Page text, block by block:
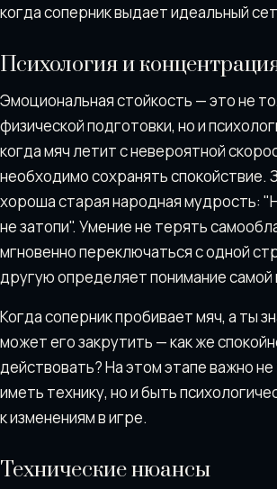
когда соперник выдает идеальный
Психология и
Эмоциональная стойкость — это не
физической подготовки, но и
когда мяч летит с невероятной
необходимо сохранять спокойствие.
хороша старая народная мудрость:
не затопи". Умение не терять
мгновенно переключаться с одной
другую определяет понимание самой
Когда соперник пробивает мяч, а ты
может его закрутить — как же
действовать? На этом этапе важно не
иметь технику, но и быть
к изменениям в игре.
Технические нюансы